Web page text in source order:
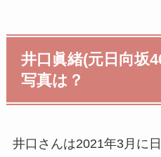
井口眞緒(元日向坂
写真は？
井口さんは2021年3月に